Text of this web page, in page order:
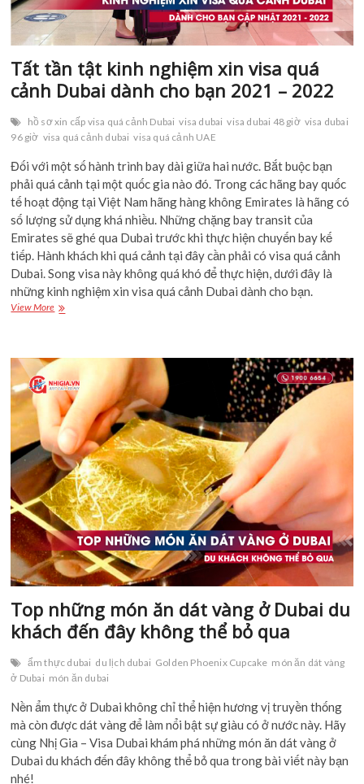
Tất tần tật kinh nghiệm xin visa quá
cảnh Dubai dành cho bạn 2021 – 2022
hồ sơ xin cấp visa quá cảnh Dubai visa dubai visa dubai 48 giờ visa dubai
96 giờ visa quá cảnh dubai visa quá cảnh UAE
Đối với một số hành trình bay dài giữa hai nước. Bắt buộc bạn
phải quá cảnh tại một quốc gia nào đó. Trong các hãng bay quốc
tế hoạt động tại Việt Nam hãng hàng không Emirates là hãng có
số lượng sử dụng khá nhiều. Những chặng bay transit của
Emirates sẽ ghé qua Dubai trước khi thực hiện chuyến bay kế
tiếp. Hành khách khi quá cảnh tại đây cần phải có visa quá cảnh
Dubai. Song visa này không quá khó để thực hiện, dưới đây là
những kinh nghiệm xin visa quá cảnh Dubai dành cho bạn.
View MoreTất
nghiệm
xin
visa
quá
cảnh
Dubai
dành
cho
bạn
2021
–
2022
Top những món ăn dát vàng ở Dubai du
khách đến đây không thể bỏ qua
ẩm thực dubai du lịch dubai Golden Phoenix Cupcake món ăn dát vàng
ở Dubai món ăn dubai
Nền ẩm thực ở Dubai không chỉ thể hiện hương vị truyền thống
mà còn được dát vàng để làm nổi bật sự giàu có ở nước này. Hãy
cùng Nhị Gia – Visa Dubai khám phá những món ăn dát vàng ở
Dubai du khách đến đây không thể bỏ qua trong bài viết này bạn
nhé!